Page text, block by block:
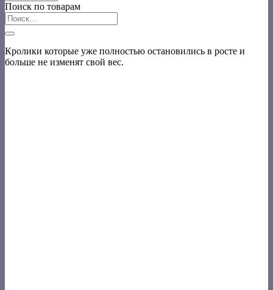
Поиск по товарам
Искать:
Кролики которые уже полностью остановились в росте и
больше не изменят свой вес.